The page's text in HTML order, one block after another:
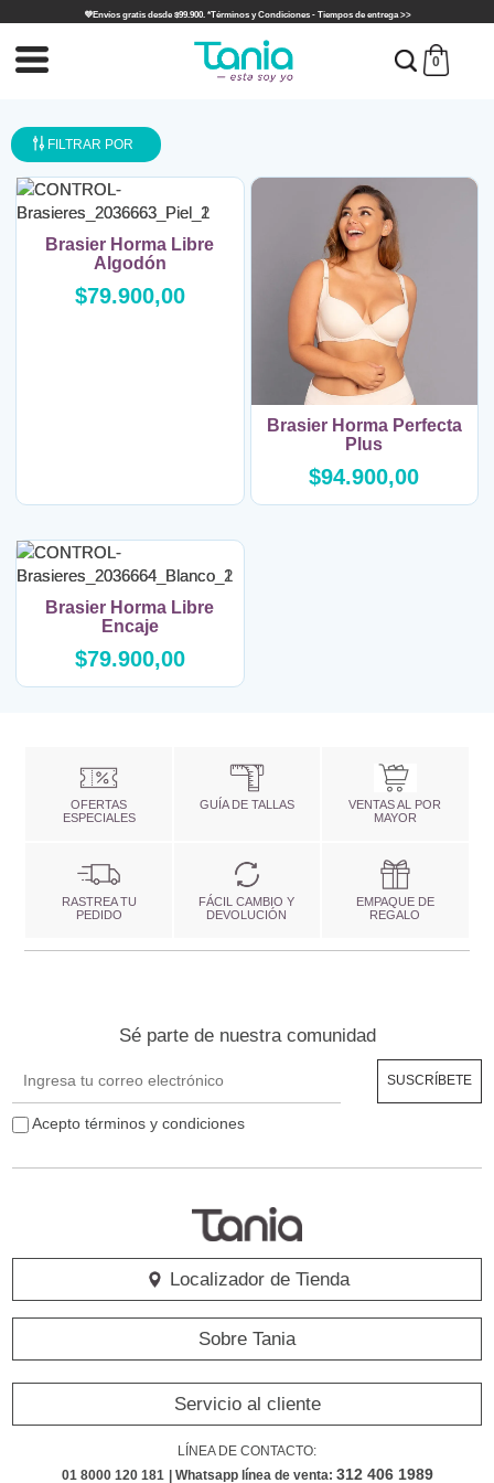
💜Envíos gratis desde $99.900. *Términos y Condiciones - Tiempos de entrega >>
0
FILTRAR POR
Brasier Horma Libre
Algodón
$79.900,00
Brasier Horma Perfecta
Plus
$94.900,00
Brasier Horma Libre
Encaje
$79.900,00
OFERTAS
ESPECIALES
GUÍA DE TALLAS
VENTAS AL POR
MAYOR
RASTREA TU
PEDIDO
FÁCIL CAMBIO Y
DEVOLUCIÓN
EMPAQUE DE
REGALO
Localizador de Tienda
Sobre Tania
Servicio al cliente
LÍNEA DE CONTACTO:
01 8000 120 181
| Whatsapp línea de venta: 312 406 1989
Sé parte de nuestra comunidad
Acepto términos y condiciones